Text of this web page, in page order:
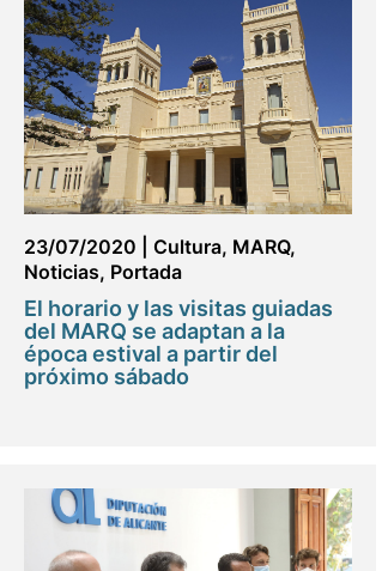
23/07/2020 Cultura, MARQ,
Noticias, Portada
El horario y las visitas guiadas
del MARQ se adaptan a la
época estival a partir del
próximo sábado